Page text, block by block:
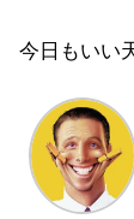
今日もいい